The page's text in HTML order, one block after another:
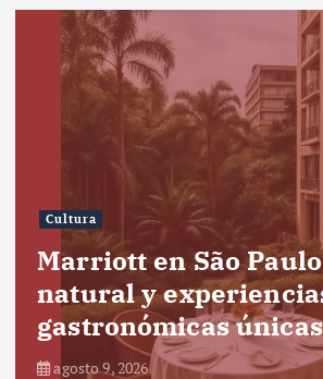
Cultura
Marriott en São
natural y
gastronómicas únicas
agosto 9, 2026